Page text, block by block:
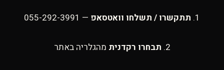
1. תתקשרו / תשלחו וואטסאפ — 055-292-3991
2. תבחרו רקדנית מהגלריה באתר